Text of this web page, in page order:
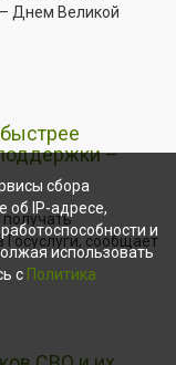
Днем Великой
–
сообщает
сбора
об IP-адресе,
и
использовать
с Политика